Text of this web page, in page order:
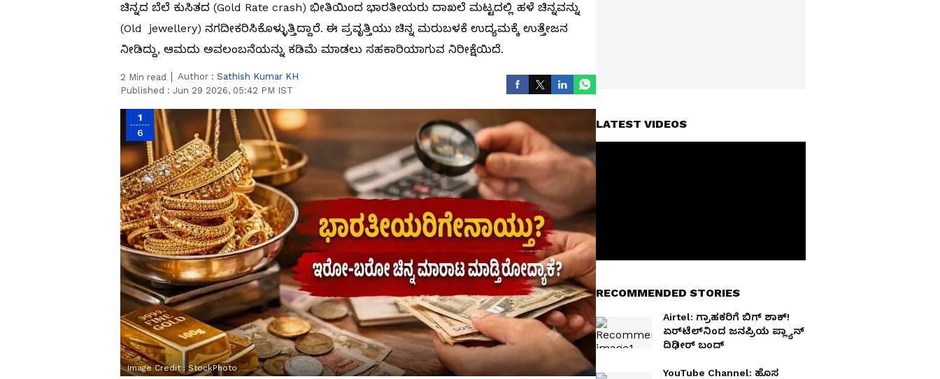
ಚಿನ್ನದ ಬೆಲೆ ಕುಸಿತದ (Gold Rate crash) ಭೀತಿಯಿಂದ ಭಾರತೀಯರು ದಾಖಲೆ ಮಟ್ಟದಲ್ಲಿ ಹಳೆ ಚಿನ್ನವನ್ನು
(Old jewellery) ನಗದೀಕರಿಸಿಕೊಳ್ಳುತ್ತಿದ್ದಾರೆ. ಈ ಪ್ರವೃತ್ತಿಯು ಚಿನ್ನ ಮರುಬಳಕೆ ಉದ್ಯಮಕ್ಕೆ ಉತ್ತೇಜನ
ನೀಡಿದ್ದು, ಆಮದು ಅವಲಂಬನೆಯನ್ನು ಕಡಿಮೆ ಮಾಡಲು ಸಹಕಾರಿಯಾಗುವ ನಿರೀಕ್ಷೆಯಿದೆ.
2 Min read Author : Sathish Kumar KH
Published : Jun 29 2026, 05:42 PM IST
1
6
Image Credit : StockPhoto
LATEST VIDEOS
RECOMMENDED STORIES
Airtel: ಗ್ರಾಹಕರಿಗೆ ಬಿಗ್ ಶಾಕ್!
ಏರ್‌ಟೆಲ್‌ನಿಂದ ಜನಪ್ರಿಯ ಪ್ಲ್ಯಾನ್
ದಿಢೀರ್ ಬಂದ್
YouTube Channel: ಹೊಸ